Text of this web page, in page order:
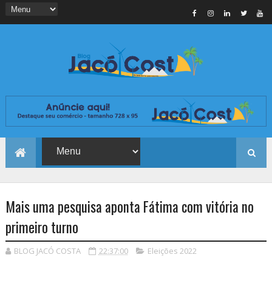
Mais uma pesquisa aponta Fátima com vitória no
primeiro turno
BLOG JACÓ COSTA 22:37:00 Eleições 2022